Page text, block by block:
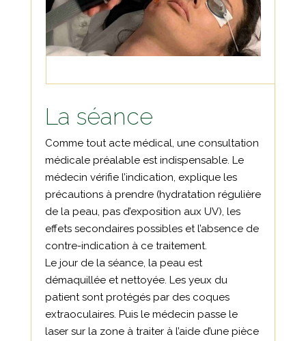
La séance
Comme tout acte médical, une consultation
médicale préalable est indispensable. Le
médecin vérifie l’indication, explique les
précautions à prendre (hydratation régulière
de la peau, pas d’exposition aux UV), les
effets secondaires possibles et l’absence de
contre-indication à ce traitement.
Le jour de la séance, la peau est
démaquillée et nettoyée. Les yeux du
patient sont protégés par des coques
extraoculaires. Puis le médecin passe le
laser sur la zone à traiter à l’aide d’une pièce